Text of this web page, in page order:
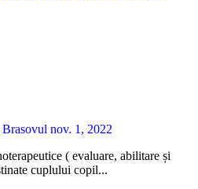
nov. 1, 2022
cuplului copil...